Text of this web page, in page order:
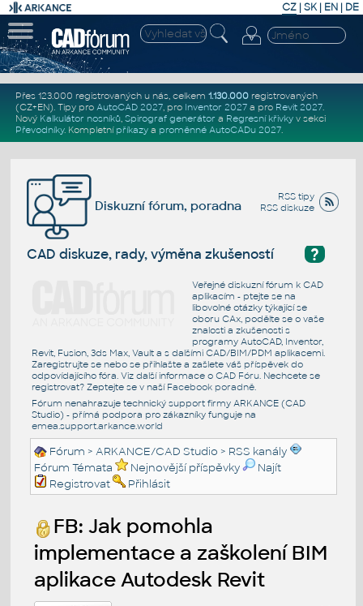
CZ | SK| EN | DE
Přes 123.000 registrovaných u nás, celkem 1.130.000registrovaných
(CZ+EN). Tipy pro AutoCAD 2027, pro Inventor 2027a pro Revit 2027.
Nový Kalkulátor nosníků, Spirograf generátor a Regresní křivkyv sekci
Převodníky. Kompletní příkazya proměnné AutoCADu 2027.
RSS tipy
RSS diskuze
Diskuzní fórum, poradna
?
CAD diskuze, rady, výměna zkušeností
Veřejné diskuzní fórum k CAD
aplikacím - ptejte se na
libovolné otázky týkající se
oboru CAx, podělte se o vaše
znalosti a zkušenosti s
programy AutoCAD, Inventor,
Revit, Fusion, 3ds Max, Vault a s dalšími CAD/BIM/PDM aplikacemi.
Zaregistrujte se nebo se přihlašte a zašlete váš příspěvek do
odpovídajícího fóra. Viz další informace o CAD Fóru. Nechcete se
registrovat? Zeptejte se v naší Facebook poradně.
Fórum nenahrazuje technický support firmy ARKANCE (CAD
Studio) - přímá podpora pro zákazníky funguje na
emea.support.arkance.world
Fórum >ARKANCE/CAD Studio > RSS kanály
Fórum Témata
Nejnovější příspěvky
Najít
Registrovat
Přihlásit
FB: Jak pomohla
implementace a zaškolení BIM
aplikace Autodesk Revit